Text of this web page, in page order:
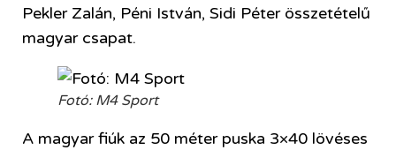
Pekler Zalán, Péni István, Sidi Péter összetételű
magyar csapat.
Fotó: M4 Sport
A magyar fiúk az 50 méter puska 3×40 lövéses